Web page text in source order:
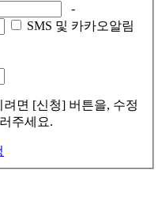
-
SMS 및 카카오알림
면 [신청] 버튼을, 수정
주세요.